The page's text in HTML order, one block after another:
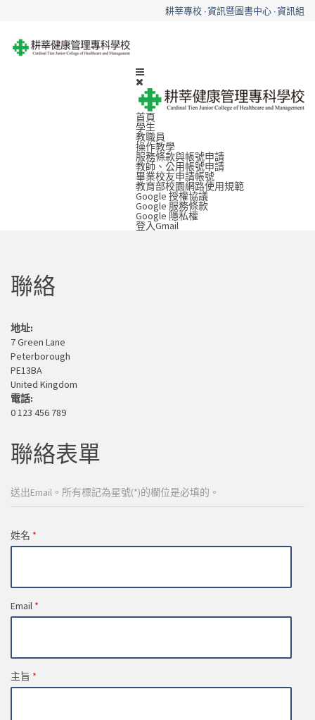
耕莘專校 資訊暨圖書中心 資訊組
首頁
學生
教職員
操作教學
服務條款與帳號申請
教師、公用帳號申請
畢業校友申請帳號
教育部校園網路使用規範
Google 授權協議
Google 服務條款
Google 隱私權
登入Gmail
聯絡
地址:
7 Green Lane
Peterborough
PE13BA
United Kingdom
電話:
0 123 456 789
聯絡表單
送出Email。所有標記為星號(*)的欄位是必填的。
姓名 *
Email *
主旨 *